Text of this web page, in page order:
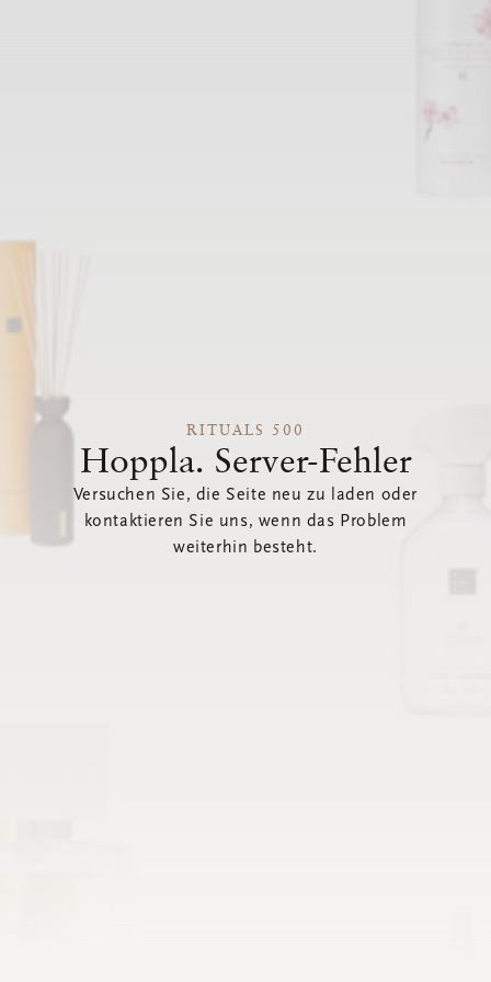
RITUALS 500
Hoppla. Server-Fehler
Versuchen Sie, die Seite neu zu laden oder
kontaktieren Sie uns, wenn das Problem
weiterhin besteht.